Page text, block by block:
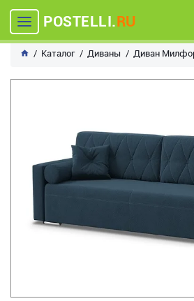
POSTELLI.RU
Каталог Диваны Диван